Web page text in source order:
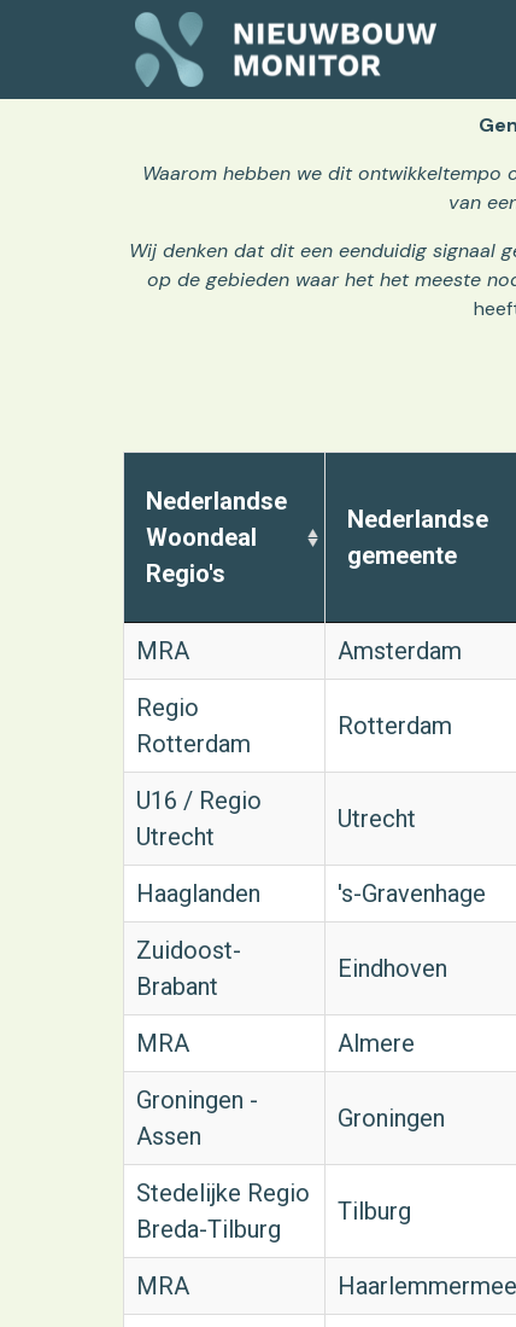
Waarom hebben we dit ontwikkeltempo
van
Wij denken dat dit een eenduidig signaal
op de gebieden waar het het meeste
Nederlandse
Woondeal
Regio's
Nederlandse
gemeente
MRA Amsterdam
Regio
Rotterdam
Rotterdam
U16 / Regio
Utrecht
Utrecht
Haaglanden 's-Gravenhage
Zuidoost-
Brabant
Eindhoven
MRA Almere
Groningen -
Assen
Groningen
Stedelijke Regio
Breda-Tilburg
Tilburg
MRA